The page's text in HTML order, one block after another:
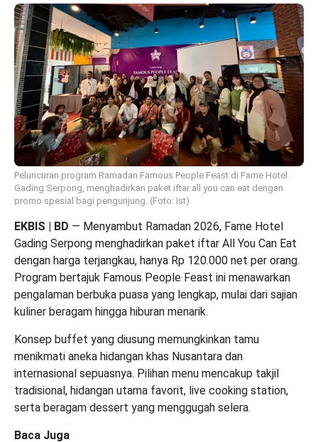
Peluncuran program Ramadan Famous People Feast di Fame Hotel
Gading Serpong, menghadirkan paket iftar all you can eat dengan
promo spesial bagi pengunjung. (Foto: Ist)
EKBIS | BD — Menyambut Ramadan 2026, Fame Hotel
Gading Serpong menghadirkan paket iftar All You Can Eat
dengan harga terjangkau, hanya Rp 120.000 net per orang.
Program bertajuk Famous People Feast ini menawarkan
pengalaman berbuka puasa yang lengkap, mulai dari sajian
kuliner beragam hingga hiburan menarik.
Konsep buffet yang diusung memungkinkan tamu
menikmati aneka hidangan khas Nusantara dan
internasional sepuasnya. Pilihan menu mencakup takjil
tradisional, hidangan utama favorit, live cooking station,
serta beragam dessert yang menggugah selera.
Baca Juga